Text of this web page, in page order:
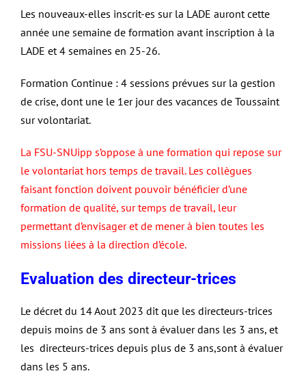
Les nouveaux-elles inscrit-es sur la LADE auront cette
année une semaine de formation avant inscription à la
LADE et 4 semaines en 25-26.
Formation Continue : 4 sessions prévues sur la gestion
de crise, dont une le 1er jour des vacances de Toussaint
sur volontariat.
La FSU-SNUipp s’oppose à une formation qui repose sur
le volontariat hors temps de travail. Les collègues
faisant fonction doivent pouvoir bénéficier d’une
formation de qualité, sur temps de travail, leur
permettant d’envisager et de mener à bien toutes les
missions liées à la direction d’école.
Evaluation des directeur-trices
Le décret du 14 Aout 2023 dit que les directeurs-trices
depuis moins de 3 ans sont à évaluer dans les 3 ans, et
les directeurs-trices depuis plus de 3 ans,sont à évaluer
dans les 5 ans.